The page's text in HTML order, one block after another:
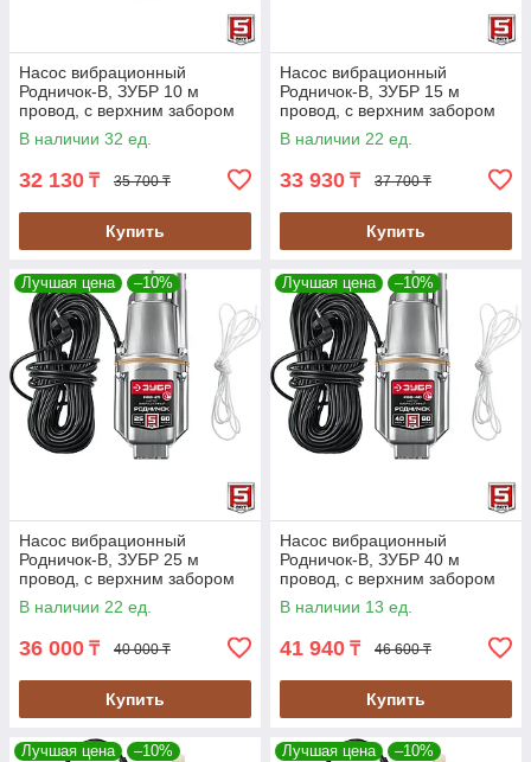
Насос вибрационный
Родничок-В, ЗУБР 10 м
провод, с верхним забором
воды, серия "Мастер"
(НВВ-10)
В наличии 32 ед.
32 130 ₸ 35 700 ₸
Купить
Насос вибрационный
Родничок-В, ЗУБР 15 м
провод, с верхним забором
воды, серия "Мастер"
(НВВ-15)
В наличии 22 ед.
33 930 ₸ 37 700 ₸
Купить
Лучшая цена –10%
Насос вибрационный
Родничок-В, ЗУБР 25 м
провод, с верхним забором
воды, серия "Мастер"
(НВВ-25)
В наличии 22 ед.
36 000 ₸ 40 000 ₸
Купить
Лучшая цена –10%
Насос вибрационный
Родничок-В, ЗУБР 40 м
провод, с верхним забором
воды, серия "Мастер"
(НВВ-40)
В наличии 13 ед.
41 940 ₸ 46 600 ₸
Купить
Лучшая цена –10% Лучшая цена –10%